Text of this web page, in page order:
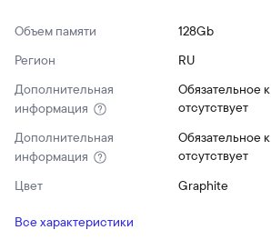
Объем памяти
128Gb
Регион
RU
Дополнительная
информация
Обязательное
отсутствует
Дополнительная
информация
Обязательное
отсутствует
Цвет
Graphite
Все характеристики